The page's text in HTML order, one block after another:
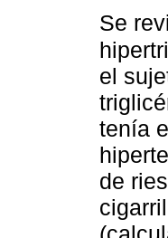
Se
el
tenía
de